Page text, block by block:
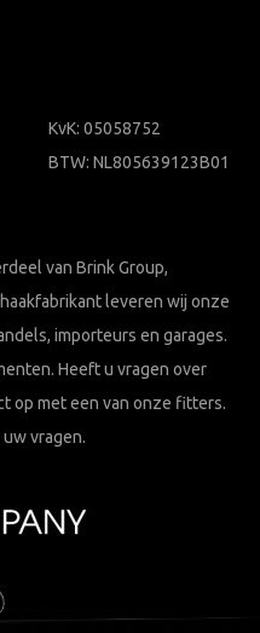
KvK: 05058752
BTW: NL805639123B01
van Brink Group,
leveren wij onze
importeurs en garages.
Heeft u vragen over
op met een van onze fitters.
vragen.